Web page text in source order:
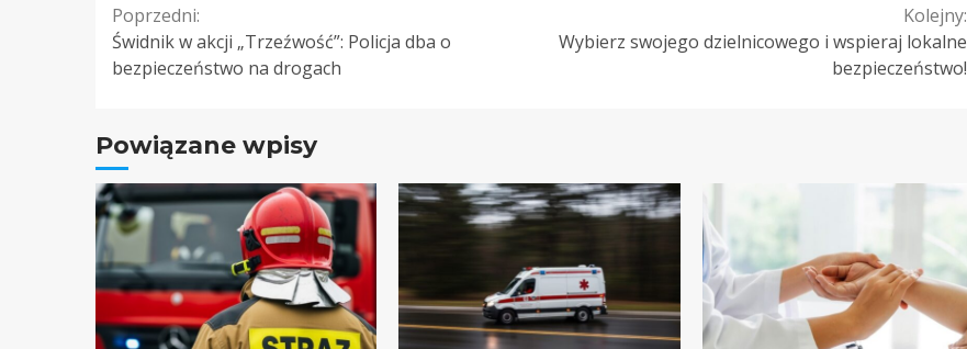
Continue
Reading
Poprzedni:
Świdnik w akcji „Trzeźwość”: Policja dba o
bezpieczeństwo na drogach
Kolejny:
Wybierz swojego dzielnicowego i wspieraj lokalne
bezpieczeństwo!
Powiązane wpisy